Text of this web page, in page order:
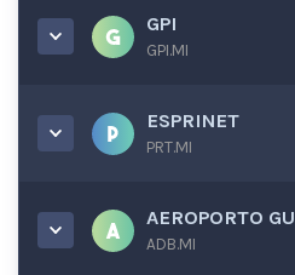
GPI
GPI.MI
ESPRINET
PRT.MI
AEROPORTO
ADB.MI